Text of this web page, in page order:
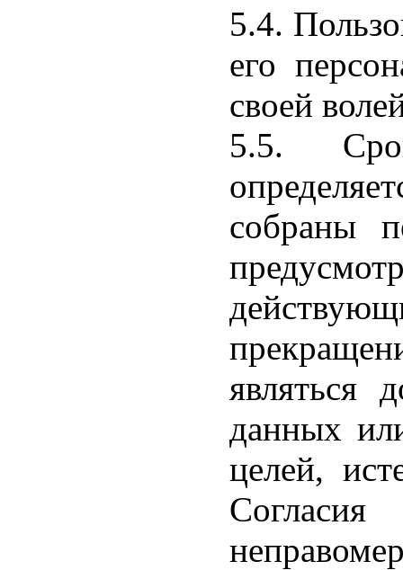
5.4.
его
своей
5.5.
собраны
являться
данных
целей,